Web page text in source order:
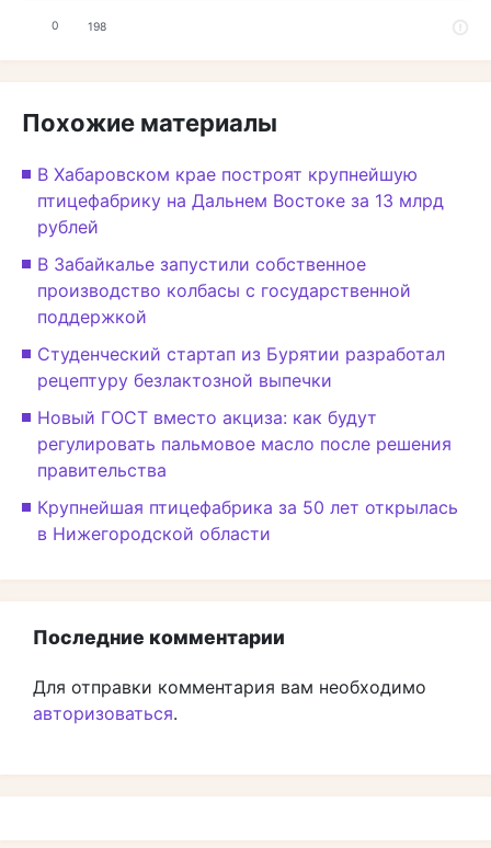
0 198
Похожие материалы
В Хабаровском крае построят крупнейшую
птицефабрику на Дальнем Востоке за 13 млрд
рублей
В Забайкалье запустили собственное
производство колбасы с государственной
поддержкой
Студенческий стартап из Бурятии разработал
рецептуру безлактозной выпечки
Новый ГОСТ вместо акциза: как будут
регулировать пальмовое масло после решения
правительства
Крупнейшая птицефабрика за 50 лет открылась
в Нижегородской области
Последние комментарии
Для отправки комментария вам необходимо
авторизоваться.